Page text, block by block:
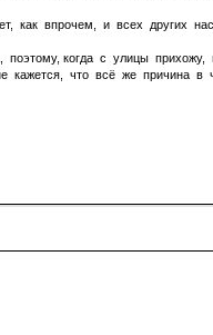
как впрочем, и всех других
когда с улицы
что всё же причина в